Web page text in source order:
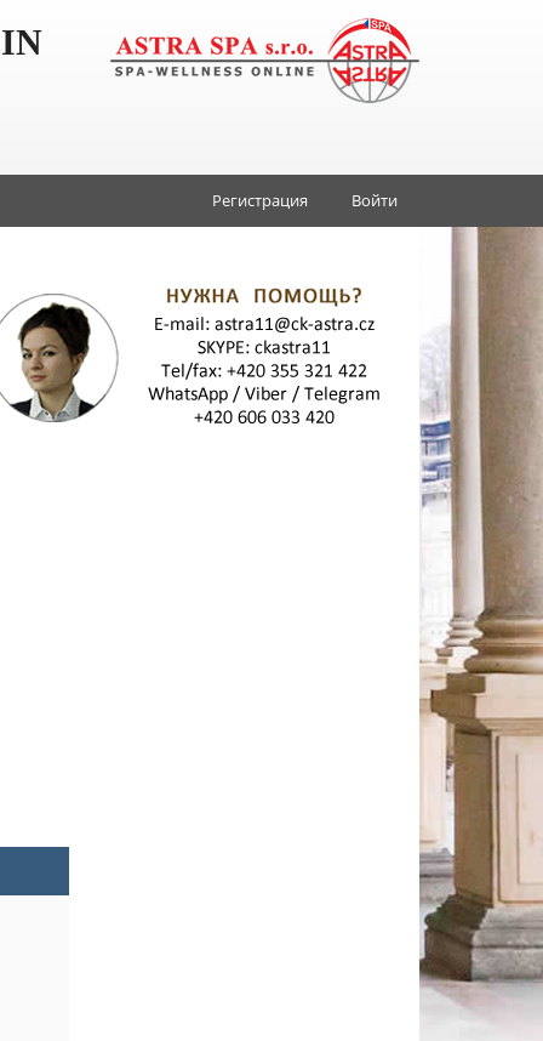
Регистрация Войти